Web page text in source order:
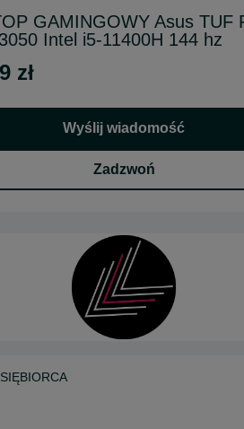
GAMINGOWY Asus TUF
Intel i5-11400H 144 hz
zł
Wyślij wiadomość
Zadzwoń